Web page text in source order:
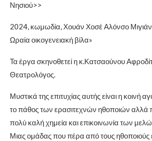
Νησιού>>
2024, κωμωδία, Χουάν Χοσέ Αλόνσο Μιγιάν
Ωραία οικογενειακή βίλα»
Τα έργα σκηνοθετεί η κ.Κατσαούνου
Θεατρολόγος.
Μυστικά της επιτυχίας αυτής είναι η κοινή
το πάθος των ερασιτεχνών ηθοποιών
πολύ καλή χημεία και επικοινωνία των
Μιας ομάδας που πέρα από τους ηθοποιούς